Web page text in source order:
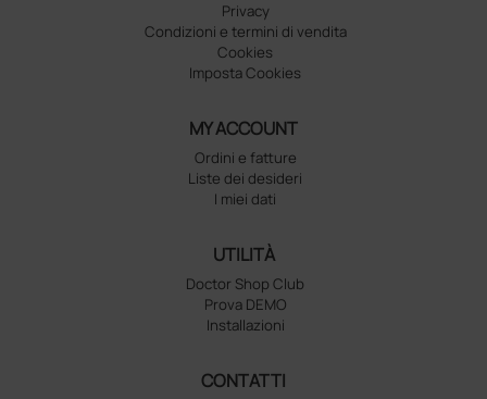
Privacy
Condizioni e termini di vendita
Cookies
Imposta Cookies
MY ACCOUNT
Ordini e fatture
Liste dei desideri
I miei dati
UTILITÀ
Doctor Shop Club
Prova DEMO
Installazioni
CONTATTI